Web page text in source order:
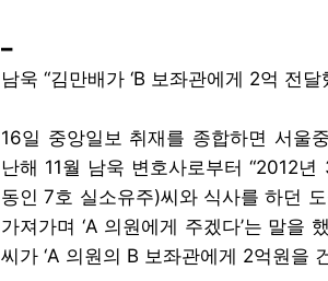
가져가며 ‘A 의원에게 주겠다’는 말을
씨가 ‘A 의원의 B 보좌관에게 2억원을
2012년은 남욱 변호사 등이 정·관계
중순 이재명 당시 성남시장(현 민주당
관 합동 방식으로 방향을 틀며 남 변호
검찰은 내부 고발자인 천화동인 5호